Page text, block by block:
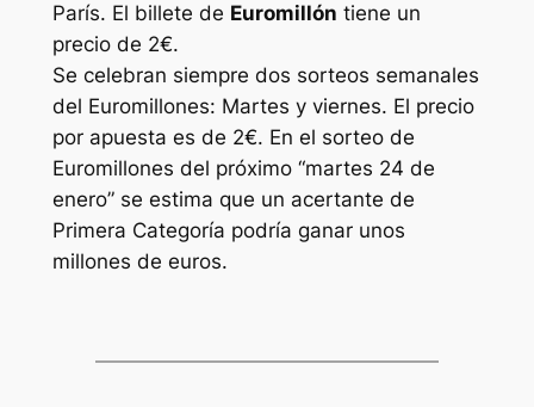
París. El billete de Euromillón tiene un
precio de 2€.
Se celebran siempre dos sorteos semanales
del Euromillones: Martes y viernes. El precio
por apuesta es de 2€. En el sorteo de
Euromillones del próximo “martes 24 de
enero” se estima que un acertante de
Primera Categoría podría ganar unos
millones de euros.